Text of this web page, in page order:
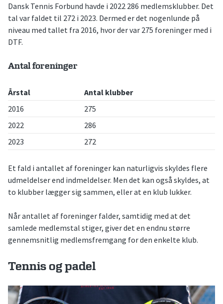
Dansk Tennis Forbund havde i 2022 286 medlemsklubber. Det
tal var faldet til 272 i 2023. Dermed er det nogenlunde på
niveau med tallet fra 2016, hvor der var 275 foreninger med i
DTF.
Antal foreninger
Årstal
Antal klubber
2016
275
2022
286
2023
272
Et fald i antallet af foreninger kan naturligvis skyldes flere
udmeldelser end indmeldelser. Men det kan også skyldes, at
to klubber lægger sig sammen, eller at en klub lukker.
Når antallet af foreninger falder, samtidig med at det
samlede medlemstal stiger, giver det en endnu større
gennemsnitlig medlemsfremgang for den enkelte klub.
Tennis og padel